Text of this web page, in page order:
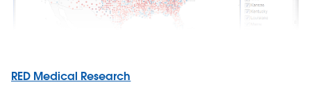
RED Medical Research